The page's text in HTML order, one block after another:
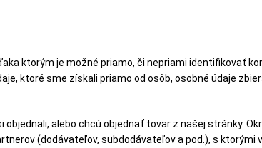
ktorým je možné priamo, či nepriami identifikovať
ktoré sme získali priamo od osôb, osobné údaje
objednali, alebo chcú objednať tovar z našej stránky.
(dodávateľov, subdodávateľov a pod.), s ktorými